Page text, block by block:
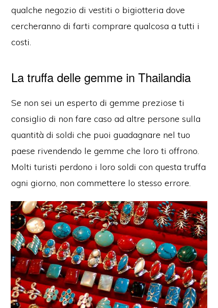
qualche negozio di vestiti o bigiotteria dove
cercheranno di farti comprare qualcosa a tutti i
costi.
La truffa delle gemme in Thailandia
Se non sei un esperto di gemme preziose ti
consiglio di non fare caso ad altre persone sulla
quantità di soldi che puoi guadagnare nel tuo
paese rivendendo le gemme che loro ti offrono.
Molti turisti perdono i loro soldi con questa truffa
ogni giorno, non commettere lo stesso errore.